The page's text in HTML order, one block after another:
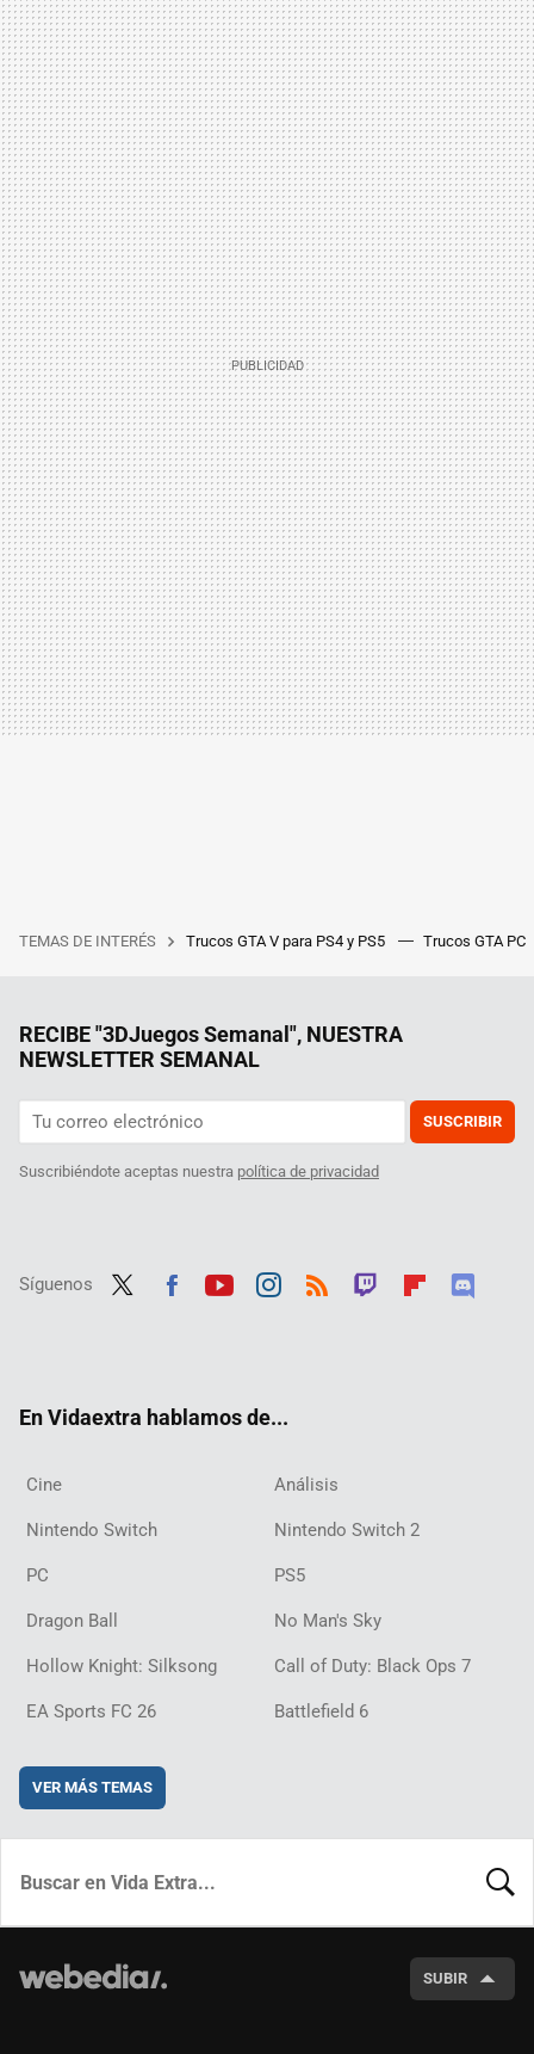
MAIL
TEMAS DE INTERÉS Trucos GTA V para PS4 y PS5 Trucos GTA PC
RECIBE "3DJuegos Semanal", NUESTRA
NEWSLETTER SEMANAL
SUSCRIBIR
Suscribiéndote aceptas nuestra política de privacidad
Síguenos
En Vidaextra hablamos de...
Cine Análisis
Nintendo Switch Nintendo Switch 2
PC PS5
Dragon Ball No Man's Sky
Hollow Knight: Silksong Call of Duty: Black Ops 7
EA Sports FC 26 Battlefield 6
VER MÁS TEMAS
SUBIR